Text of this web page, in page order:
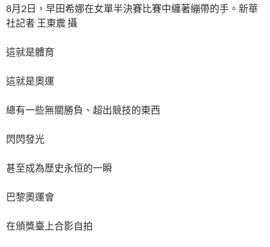
8月2日，早田希娜在女單半決賽比賽中纏著繃帶的手。新華
社記者 王東震 攝
這就是體育
這就是奧運
總有一些無關勝負、超出競技的東西
閃閃發光
甚至成為歷史永恒的一瞬
巴黎奧運會
在頒獎臺上合影自拍